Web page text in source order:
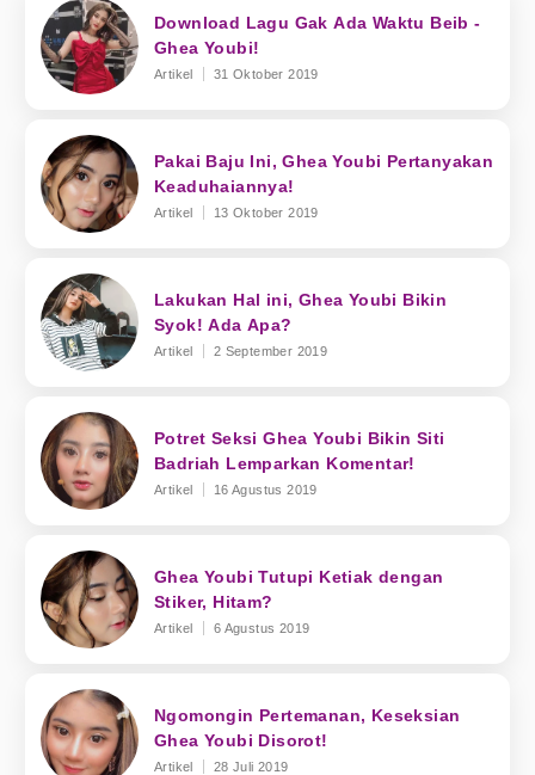
Download Lagu Gak Ada Waktu Beib -
Ghea Youbi!
Artikel 31 Oktober 2019
Pakai Baju Ini, Ghea Youbi Pertanyakan
Keaduhaiannya!
Artikel 13 Oktober 2019
Lakukan Hal ini, Ghea Youbi Bikin
Syok! Ada Apa?
Artikel 2 September 2019
Potret Seksi Ghea Youbi Bikin Siti
Badriah Lemparkan Komentar!
Artikel 16 Agustus 2019
Ghea Youbi Tutupi Ketiak dengan
Stiker, Hitam?
Artikel 6 Agustus 2019
Ngomongin Pertemanan, Keseksian
Ghea Youbi Disorot!
Artikel 28 Juli 2019